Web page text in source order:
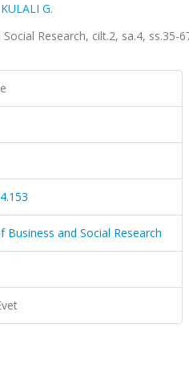
KULALI G.
Research, cilt.2, sa.4, ss.35-
Business and Social Research